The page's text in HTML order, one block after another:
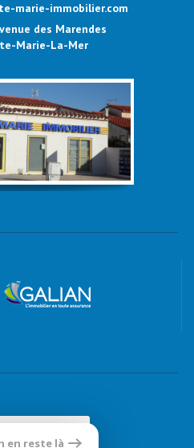
marie-immobilier.com
des Marendes
Marie-La-Mer
en reste là